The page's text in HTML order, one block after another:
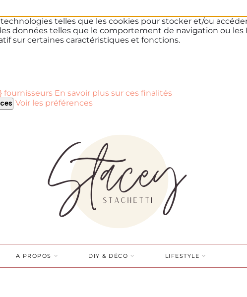
telles que les cookies pour stocker et/ou
données telles que le comportement de navigation ou les
sur certaines caractéristiques et fonctions.
fournisseurs En savoir plus sur ces finalités
Voir les préférences
A PROPOS DIY & DÉCO LIFESTYLE